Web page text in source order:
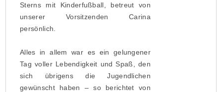
Sterns mit Kinderfußball, betreut von
unserer Vorsitzenden Carina
persönlich.
Alles in allem war es ein gelungener
Tag voller Lebendigkeit und Spaß, den
sich übrigens die Jugendlichen
gewünscht haben – so berichtet von